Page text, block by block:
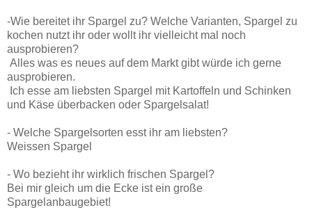
-Wie bereitet ihr Spargel zu? Welche Varianten, Spargel zu
kochen nutzt ihr oder wollt ihr vielleicht mal noch
ausprobieren?
Alles was es neues auf dem Markt gibt würde ich gerne
ausprobieren.
Ich esse am liebsten Spargel mit Kartoffeln und Schinken
und Käse überbacken oder Spargelsalat!
- Welche Spargelsorten esst ihr am liebsten?
Weissen Spargel
- Wo bezieht ihr wirklich frischen Spargel?
Bei mir gleich um die Ecke ist ein große
Spargelanbaugebiet!